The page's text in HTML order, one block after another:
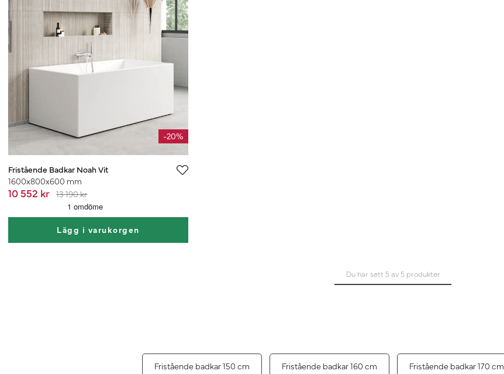
-20%
Fristående Badkar Noah Vit
1600x800x600 mm
10 552 kr 13 190 kr
Lägg i varukorgen
Du har sett 5 av 5 produkter
Fristående badkar 150 cm Fristående badkar 160 cm Fristående badkar 170 cm